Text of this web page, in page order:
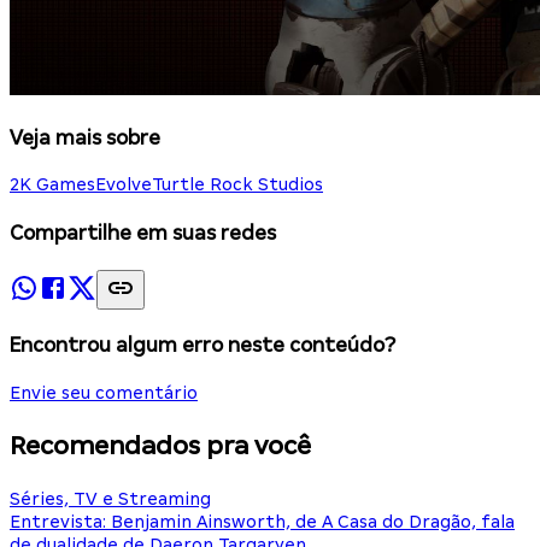
Veja mais sobre
2K GamesEvolveTurtle Rock Studios
Compartilhe em suas redes
Encontrou algum erro neste conteúdo?
Envie seu comentário
Recomendados pra você
Séries, TV e Streaming
Entrevista: Benjamin Ainsworth, de A Casa do Dragão, fala